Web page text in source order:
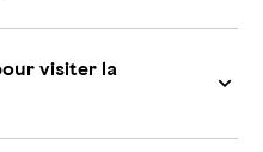
visiter la